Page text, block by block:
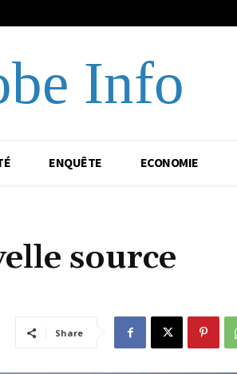
Info
ENQUÊTE ECONOMIE
source
Share